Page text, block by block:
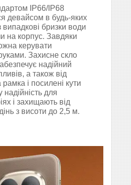
IP66/IP68
девайсом в будь-яких
бризки води
на корпус. Завдяки
керувати
Захисне скло
надійний
а також від
і посилені кути
для
і захищають від
з висоти до 2,5 м.